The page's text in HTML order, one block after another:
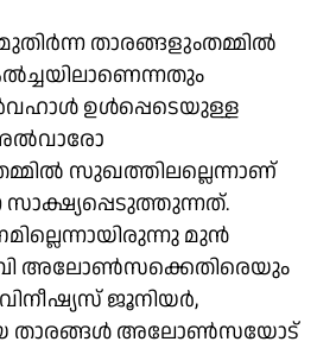
താരങ്ങളുംതമ്മില്‍
ഉൾപ്പെടെയുള്ള
അൽവാരോ
സുഖത്തിലല്ലെന്നാണ്
സാക്ഷ്യപ്പെടുത്തുന്നത്.
മുന്‍
അലോണ്‍സക്കെതിരെയും
ജൂനിയര്‍,
താരങ്ങള്‍ അലോണ്‍സയോട്